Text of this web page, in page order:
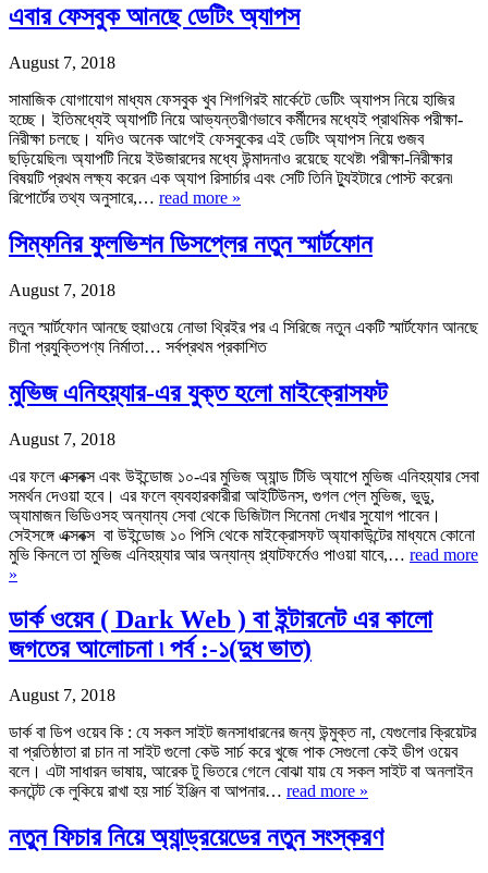
এবার ফেসবুক আনছে ডেটিং অ্যাপস
August 7, 2018
সামাজিক যোগাযোগ মাধ্যম ফেসবুক খুব শিগগিরই মার্কেটে ডেটিং অ্যাপস নিয়ে হাজির
হচ্ছে। ইতিমধ্যেই অ্যাপটি নিয়ে আভ্যন্তরীণভাবে কর্মীদের মধ্যেই প্রাথমিক পরীক্ষা-
নিরীক্ষা চলছে। যদিও অনেক আগেই ফেসবুকের এই ডেটিং অ্যাপস নিয়ে গুজব
ছড়িয়েছিল৷ অ্যাপটি নিয়ে ইউজারদের মধ্যে উন্মাদনাও রয়েছে যথেষ্ট৷ পরীক্ষা-নিরীক্ষার
বিষয়টি প্রথম লক্ষ্য করেন এক অ্যাপ রিসার্চার এবং সেটি তিনি ট্যুইটারে পোস্ট করেন৷
রিপোর্টের তথ্য অনুসারে,… read more »
সিম্ফনির ফুলভিশন ডিসপ্লের নতুন স্মার্টফোন
August 7, 2018
নতুন স্মার্টফোন আনছে হুয়াওয়ে নোভা থ্রিইর পর এ সিরিজে নতুন একটি স্মার্টফোন আনছে
চীনা প্রযুক্তিপণ্য নির্মাতা… সর্বপ্রথম প্রকাশিত
মুভিজ এনিহয়্যার-এর যুক্ত হলো মাইক্রোসফট
August 7, 2018
এর ফলে এক্সবক্স এবং উইন্ডোজ ১০-এর মুভিজ অ্যান্ড টিভি অ্যাপে মুভিজ এনিহয়্যার সেবা
সমর্থন দেওয়া হবে। এর ফলে ব্যবহারকারীরা আইটিউনস, গুগল প্লে মুভিজ, ভুডু,
অ্যামাজন ভিডিওসহ অন্যান্য সেবা থেকে ডিজিটাল সিনেমা দেখার সুযোগ পাবেন।
সেইসঙ্গে এক্সবক্স বা উইন্ডোজ ১০ পিসি থেকে মাইক্রোসফট অ্যাকাউন্টের মাধ্যমে কোনো
মুভি কিনলে তা মুভিজ এনিহয়্যার আর অন্যান্য প্ল্যাটফর্মেও পাওয়া যাবে,… read more
»
ডার্ক ওয়েব ( Dark Web ) বা ইন্টারনেট এর কালো
জগতের আলোচনা ৷ পর্ব :-১(দুধ ভাত)
August 7, 2018
ডার্ক বা ডিপ ওয়েব কি : যে সকল সাইট জনসাধারনের জন্য উন্মুক্ত না, যেগুলোর ক্রিয়েটর
বা প্রতিষ্ঠাতা রা চান না সাইট গুলো কেউ সার্চ করে খুজে পাক সেগুলো কেই ডীপ ওয়েব
বলে। এটা সাধারন ভাষায়, আরেক টু ভিতরে গেলে বোঝা যায় যে সকল সাইট বা অনলাইন
কনটেন্ট কে লুকিয়ে রাখা হয় সার্চ ইঞ্জিন বা আপনার… read more »
নতুন ফিচার নিয়ে অ্যান্ড্রয়েডের নতুন সংস্করণ